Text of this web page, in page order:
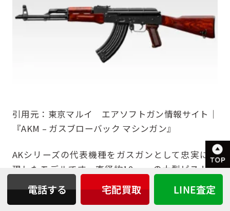
引用元： 東京マルイ エアソフトガン情報サイト｜
『AKM – ガスブローバック マシンガン』
AKシリーズの代表機種をガスガンとして忠実に再
現したモデルです。直径約19 mmの大型ピストン
搭載エンジンにより強烈なリコイルを実現。ボルト
ハンドル操作や弾切れ時のボルト停止などリアルな
電話する 宅配買取 LINE査定